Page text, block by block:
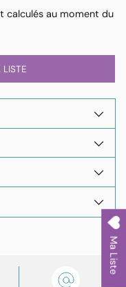
calculés au moment du
Ma Liste